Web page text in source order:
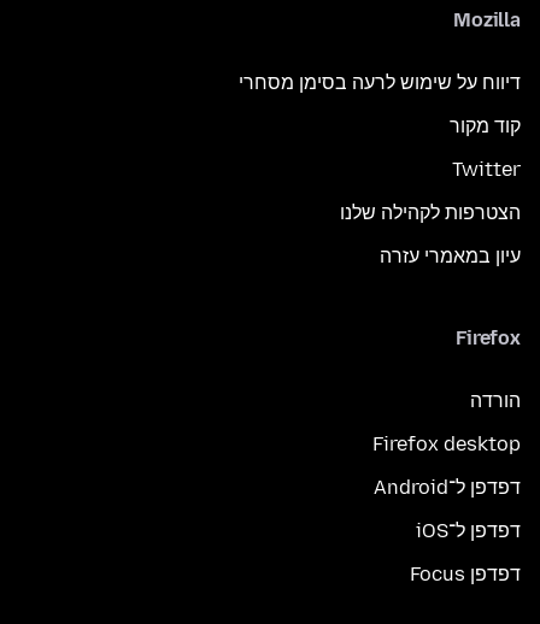
Mozilla
דיווח על שימוש לרעה בסימן מסחרי
קוד מקור
Twitter
הצטרפות לקהילה שלנו
עיון במאמרי עזרה
Firefox
הורדה
Firefox desktop
דפדפן ל־Android
דפדפן ל־iOS
דפדפן Focus